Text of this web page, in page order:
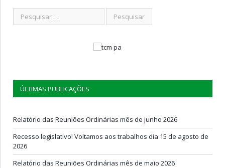
ÚLTIMAS PUBLICAÇÕES
Relatório das Reuniões Ordinárias mês de junho 2026
Recesso legislativo! Voltamos aos trabalhos dia 15 de agosto de
2026
Relatório das Reuniões Ordinárias mês de maio 2026